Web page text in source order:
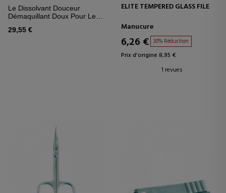
Le Dissolvant Douceur
Démaquillant Doux Pour Les
29,55 €
ELITE TEMPERED GLASS FILE
Manucure
6,26 € 30% Réduction
Prix d'origine 8,95 €
1 revues